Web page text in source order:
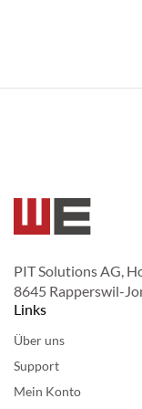
PIT Solutions AG,
8645 Rapperswil-
Links
Über uns
Support
Mein Konto